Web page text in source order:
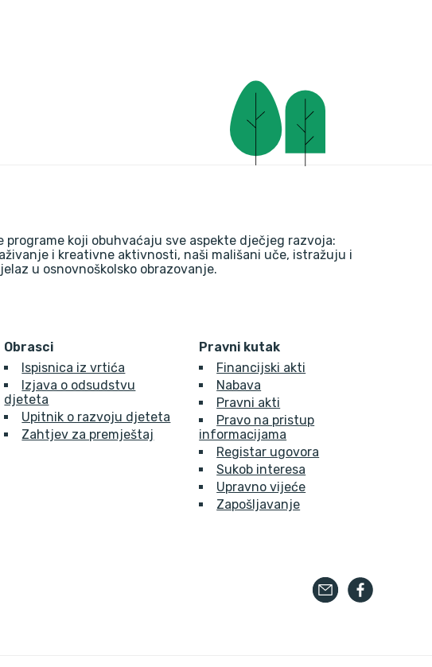
koji obuhvaćaju sve aspekte dječjeg razvoja:
i kreativne aktivnosti, naši mališani uče, istražuju i
u osnovnoškolsko obrazovanje.
Obrasci
Ispisnica iz vrtića
Izjava o odsudstvu
djeteta
Upitnik o razvoju djeteta
Zahtjev za premještaj
Pravni kutak
Financijski akti
Nabava
Pravni akti
Pravo na pristup
informacijama
Registar ugovora
Sukob interesa
Upravno vijeće
Zapošljavanje